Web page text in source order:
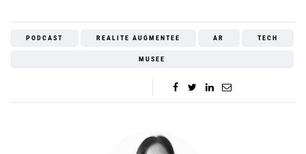
PODCAST REALITE AUGMENTEE AR TECH
MUSEE